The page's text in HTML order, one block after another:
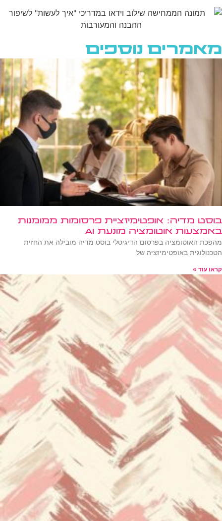
מאמרים נוספים
בוסט מדיה: אופטימיזציית פרסומות ממומנות
באמצעות אוטומציה מונעת AI
מהפכת האוטומציה בפרסום הדיגיטלי בוסט מדיה מובילה את החזית
הטכנולוגית באופטימיזציה של
קראו עוד »